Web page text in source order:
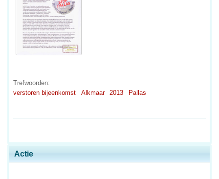
Actie
Trefwoorden:
verstoren bijeenkomst
Alkmaar 2013 Pallas